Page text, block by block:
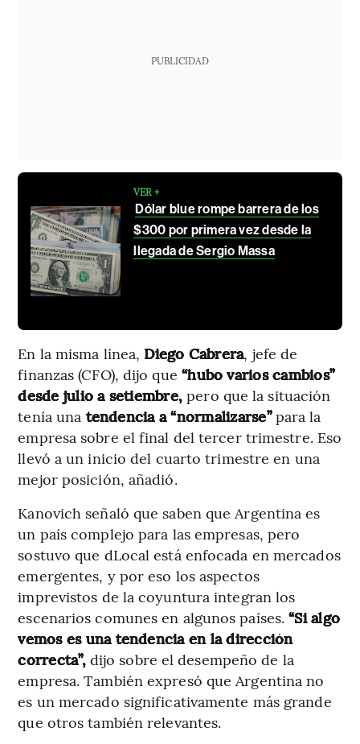
PUBLICIDAD
VER +
Dólar blue rompe barrera de los
$300 por primera vez desde la
llegada de Sergio Massa
En la misma línea, Diego Cabrera, jefe de
finanzas (CFO), dijo que “hubo varios cambios”
desde julio a setiembre, pero que la situación
tenía una tendencia a “normalizarse”para la
empresa sobre el final del tercer trimestre. Eso
llevó a un inicio del cuarto trimestre en una
mejor posición, añadió.
Kanovich señaló que saben que Argentina es
un país complejo para las empresas, pero
sostuvo que dLocal está enfocada en mercados
emergentes, y por eso los aspectos
imprevistos de la coyuntura integran los
escenarios comunes en algunos países.“Si algo
vemos es una tendencia en la dirección
correcta”,dijo sobre el desempeño de la
empresa. También expresó que Argentina no
es un mercado significativamente más grande
que otros también relevantes.